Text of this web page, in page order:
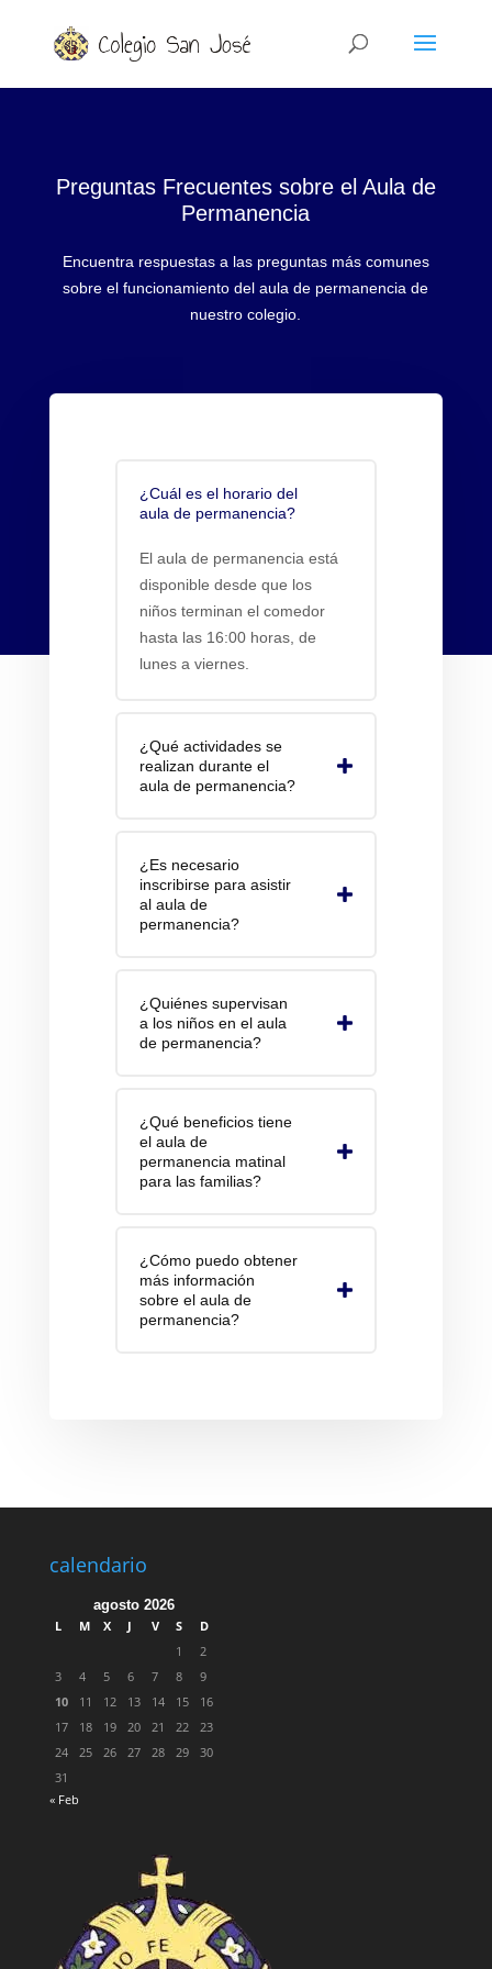
Preguntas Frecuentes sobre el Aula de
Permanencia
Encuentra respuestas a las preguntas más comunes
sobre el funcionamiento del aula de permanencia de
nuestro colegio.
¿Cuál es el horario del
aula de permanencia?
El aula de permanencia está
disponible desde que los
niños terminan el comedor
hasta las 16:00 horas, de
lunes a viernes.
¿Qué actividades se
realizan durante el
aula de permanencia?
¿Es necesario
inscribirse para asistir
al aula de
permanencia?
¿Quiénes supervisan
a los niños en el aula
de permanencia?
¿Qué beneficios tiene
el aula de
permanencia matinal
para las familias?
¿Cómo puedo obtener
más información
sobre el aula de
permanencia?
calendario
agosto 2026
L
M X J V S
D
1
2
3
4 5 6 7 8
9
10
11 12 13 14 15
16
17
18 19 20 21 22
23
24
25 26 27 28 29
30
31
« Feb